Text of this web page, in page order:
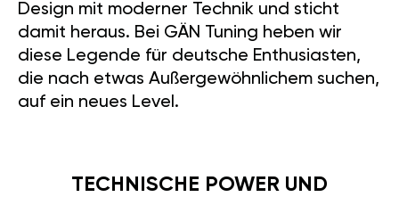
Design mit moderner Technik und sticht
damit heraus. Bei GÄN Tuning heben wir
diese Legende für deutsche Enthusiasten,
die nach etwas Außergewöhnlichem suchen,
auf ein neues Level.
TECHNISCHE POWER UND